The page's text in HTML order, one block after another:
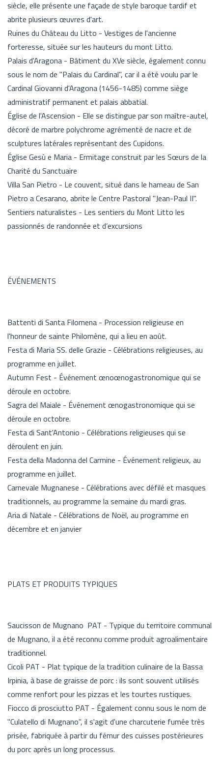
siècle, elle présente une façade de style baroque tardif et
abrite plusieurs œuvres d'art.
Ruines du Château du Litto - Vestiges de l'ancienne
forteresse, située sur les hauteurs du mont Litto.
Palais d'Aragona - Bâtiment du XVe siècle, également connu
sous le nom de "Palais du Cardinal", car il a été voulu par le
Cardinal Giovanni d'Aragona (1456-1485) comme siège
administratif permanent et palais abbatial.
Église de l'Ascension - Elle se distingue par son maître-autel,
décoré de marbre polychrome agrémenté de nacre et de
sculptures latérales représentant des Cupidons.
Église Gesù e Maria - Ermitage construit par les Sœurs de la
Charité du Sanctuaire
Villa San Pietro - Le couvent, situé dans le hameau de San
Pietro a Cesarano, abrite le Centre Pastoral "Jean-Paul II".
Sentiers naturalistes - Les sentiers du Mont Litto les
passionnés de randonnée et d’excursions
ÉVÉNEMENTS
Battenti di Santa Filomena - Procession religieuse en
l'honneur de sainte Philomène, qui a lieu en août.
Festa di Maria SS. delle Grazie - Célébrations religieuses, au
programme en juillet.
Autumn Fest - Événement œnoœnogastronomique qui se
déroule en octobre.
Sagra del Maiale - Événement œnogastronomique qui se
déroule en octobre.
Festa di Sant'Antonio - Célébrations religieuses qui se
déroulent en juin.
Festa della Madonna del Carmine - Événement religieux, au
programme en juillet.
Carnevale Mugnanese - Célébrations avec défilé et masques
traditionnels, au programme la semaine du mardi gras.
Aria di Natale - Célébrations de Noël, au programme en
décembre et en janvier
PLATS ET PRODUITS TYPIQUES
Saucisson de Mugnano PAT - Typique du territoire communal
de Mugnano, il a été reconnu comme produit agroalimentaire
traditionnel.
Cicoli PAT - Plat typique de la tradition culinaire de la Bassa
Irpinia, à base de graisse de porc : ils sont souvent utilisés
comme renfort pour les pizzas et les tourtes rustiques.
Fiocco di prosciutto PAT - Également connu sous le nom de
"Culatello di Mugnano", il s'agit d'une charcuterie fumée très
prisée, fabriquée à partir du fémur des cuisses postérieures
du porc après un long processus.